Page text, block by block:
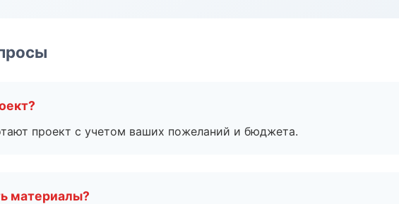
проект с учетом ваших пожеланий и бюджета.
материалы?